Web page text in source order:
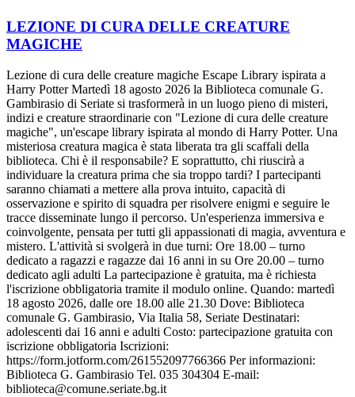
LEZIONE DI CURA DELLE CREATURE
MAGICHE
Lezione di cura delle creature magiche Escape Library ispirata a
Harry Potter Martedì 18 agosto 2026 la Biblioteca comunale G.
Gambirasio di Seriate si trasformerà in un luogo pieno di misteri,
indizi e creature straordinarie con "Lezione di cura delle creature
magiche", un'escape library ispirata al mondo di Harry Potter. Una
misteriosa creatura magica è stata liberata tra gli scaffali della
biblioteca. Chi è il responsabile? E soprattutto, chi riuscirà a
individuare la creatura prima che sia troppo tardi? I partecipanti
saranno chiamati a mettere alla prova intuito, capacità di
osservazione e spirito di squadra per risolvere enigmi e seguire le
tracce disseminate lungo il percorso. Un'esperienza immersiva e
coinvolgente, pensata per tutti gli appassionati di magia, avventura e
mistero. L'attività si svolgerà in due turni: Ore 18.00 – turno
dedicato a ragazzi e ragazze dai 16 anni in su Ore 20.00 – turno
dedicato agli adulti La partecipazione è gratuita, ma è richiesta
l'iscrizione obbligatoria tramite il modulo online. Quando: martedì
18 agosto 2026, dalle ore 18.00 alle 21.30 Dove: Biblioteca
comunale G. Gambirasio, Via Italia 58, Seriate Destinatari:
adolescenti dai 16 anni e adulti Costo: partecipazione gratuita con
iscrizione obbligatoria Iscrizioni:
https://form.jotform.com/261552097766366 Per informazioni:
Biblioteca G. Gambirasio Tel. 035 304304 E-mail:
biblioteca@comune.seriate.bg.it